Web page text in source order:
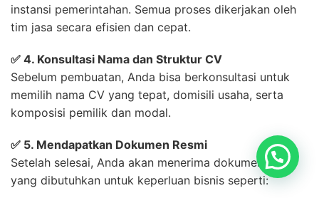
instansi pemerintahan. Semua proses dikerjakan oleh
tim jasa secara efisien dan cepat.
✅ 4. Konsultasi Nama dan Struktur CV
Sebelum pembuatan, Anda bisa berkonsultasi untuk
memilih nama CV yang tepat, domisili usaha, serta
komposisi pemilik dan modal.
✅ 5. Mendapatkan Dokumen Resmi
Setelah selesai, Anda akan menerima dokumen resmi
yang dibutuhkan untuk keperluan bisnis seperti: